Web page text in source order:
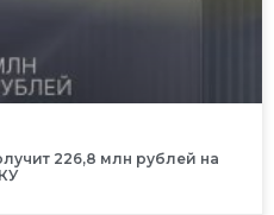
226,8 млн рублей на